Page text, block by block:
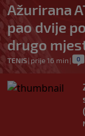
Ažurirana
pao dvije
drugo
TENIS| prije 16 min | 0